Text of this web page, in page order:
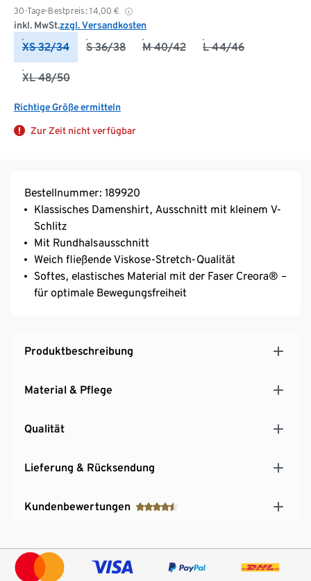
30-Tage-Bestpreis: 14,00 €
inkl. MwSt.zzgl. Versandkosten
XS 32/34 S 36/38 M 40/42 L 44/46
XL 48/50
Richtige Größe ermitteln
Zur Zeit nicht verfügbar
Bestellnummer: 189920
Klassisches Damenshirt, Ausschnitt mit kleinem V-
Schlitz
Mit Rundhalsausschnitt
Weich fließende Viskose-Stretch-Qualität
Softes, elastisches Material mit der Faser Creora® –
für optimale Bewegungsfreiheit
Produktbeschreibung
Material & Pflege
Qualität
Lieferung & Rücksendung
Kundenbewertungen